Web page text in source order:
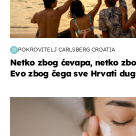
POKROVITELJ CARLSBERG CROATIA
Netko zbog ćevapa, netko
Evo zbog čega sve Hrvati
moda & ljepota